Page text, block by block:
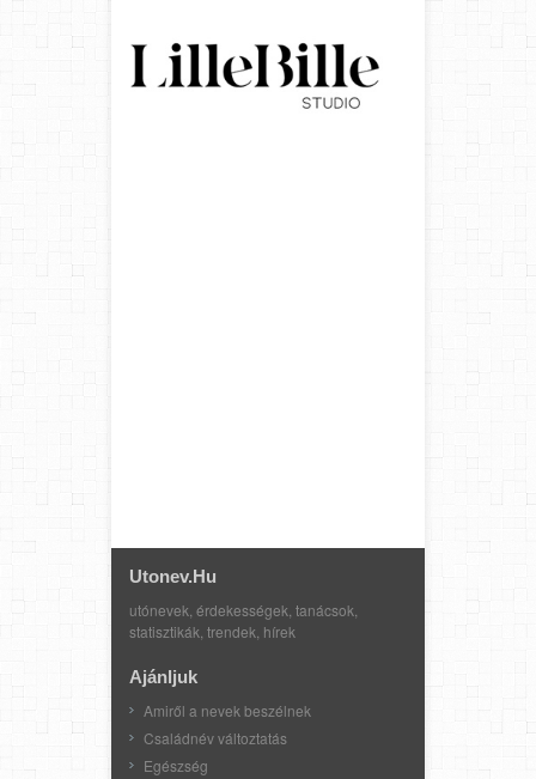
Utonev.hu
utónevek, érdekességek, tanácsok,
statisztikák, trendek, hírek
Ajánljuk
Amiről a nevek beszélnek
Családnév változtatás
Egészség